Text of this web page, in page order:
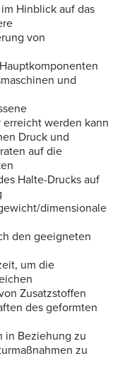
Hinblick auf das
von
und
werden kann
Druck und
auf die
Halte-Drucks auf
dimensionale
den geeigneten
um die
Zusatzstoffen
des geformten
in Beziehung zu
zu